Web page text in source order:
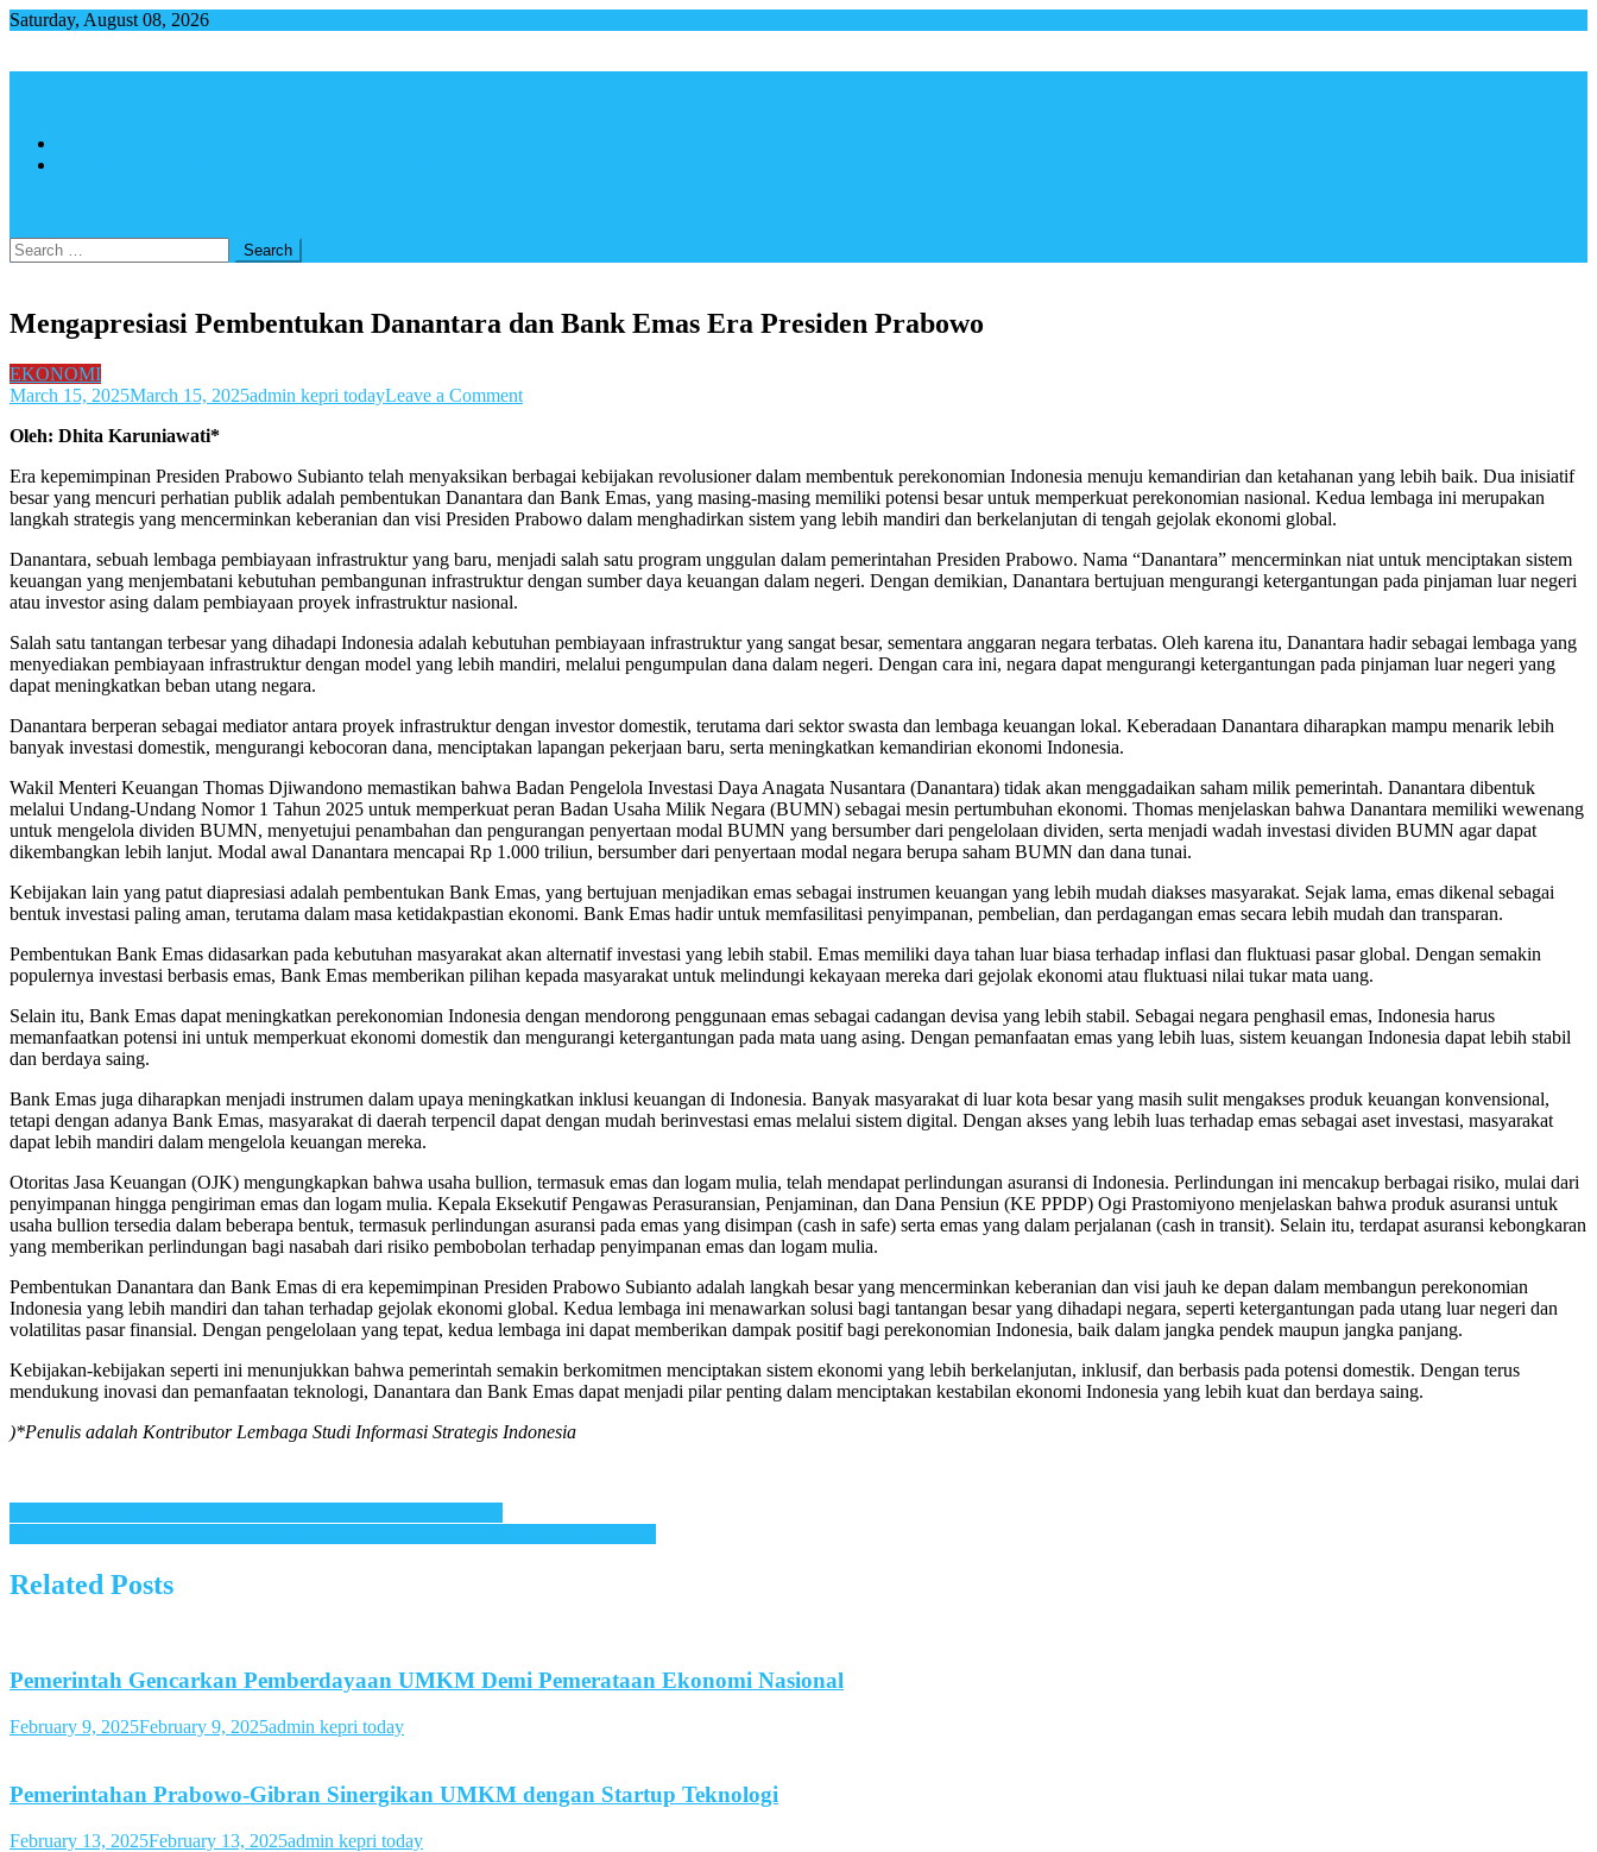
Skip
Saturday, August 08, 2026
Search
for:
Mengapresiasi Pembentukan Danantara dan Bank Emas Era Presiden Prabowo
EKONOMI
March 15, 2025March 15, 2025admin kepri todayLeave a Commenton
dan
Bank
Emas
Presiden
Prabowo
Oleh: Dhita Karuniawati*
Era kepemimpinan Presiden Prabowo Subianto telah menyaksikan berbagai kebijakan revolusioner dalam membentuk perekonomian Indonesia menuju kemandirian dan ketahanan yang lebih baik. Dua inisiatif
besar yang mencuri perhatian publik adalah pembentukan Danantara dan Bank Emas, yang masing-masing memiliki potensi besar untuk memperkuat perekonomian nasional. Kedua lembaga ini merupakan
langkah strategis yang mencerminkan keberanian dan visi Presiden Prabowo dalam menghadirkan sistem yang lebih mandiri dan berkelanjutan di tengah gejolak ekonomi global.
Danantara, sebuah lembaga pembiayaan infrastruktur yang baru, menjadi salah satu program unggulan dalam pemerintahan Presiden Prabowo. Nama “Danantara” mencerminkan niat untuk menciptakan sistem
keuangan yang menjembatani kebutuhan pembangunan infrastruktur dengan sumber daya keuangan dalam negeri. Dengan demikian, Danantara bertujuan mengurangi ketergantungan pada pinjaman luar negeri
atau investor asing dalam pembiayaan proyek infrastruktur nasional.
Salah satu tantangan terbesar yang dihadapi Indonesia adalah kebutuhan pembiayaan infrastruktur yang sangat besar, sementara anggaran negara terbatas. Oleh karena itu, Danantara hadir sebagai lembaga yang
menyediakan pembiayaan infrastruktur dengan model yang lebih mandiri, melalui pengumpulan dana dalam negeri. Dengan cara ini, negara dapat mengurangi ketergantungan pada pinjaman luar negeri yang
dapat meningkatkan beban utang negara.
Danantara berperan sebagai mediator antara proyek infrastruktur dengan investor domestik, terutama dari sektor swasta dan lembaga keuangan lokal. Keberadaan Danantara diharapkan mampu menarik lebih
banyak investasi domestik, mengurangi kebocoran dana, menciptakan lapangan pekerjaan baru, serta meningkatkan kemandirian ekonomi Indonesia.
Wakil Menteri Keuangan Thomas Djiwandono memastikan bahwa Badan Pengelola Investasi Daya Anagata Nusantara (Danantara) tidak akan menggadaikan saham milik pemerintah. Danantara dibentuk
melalui Undang-Undang Nomor 1 Tahun 2025 untuk memperkuat peran Badan Usaha Milik Negara (BUMN) sebagai mesin pertumbuhan ekonomi. Thomas menjelaskan bahwa Danantara memiliki wewenang
untuk mengelola dividen BUMN, menyetujui penambahan dan pengurangan penyertaan modal BUMN yang bersumber dari pengelolaan dividen, serta menjadi wadah investasi dividen BUMN agar dapat
dikembangkan lebih lanjut. Modal awal Danantara mencapai Rp 1.000 triliun, bersumber dari penyertaan modal negara berupa saham BUMN dan dana tunai.
Kebijakan lain yang patut diapresiasi adalah pembentukan Bank Emas, yang bertujuan menjadikan emas sebagai instrumen keuangan yang lebih mudah diakses masyarakat. Sejak lama, emas dikenal sebagai
bentuk investasi paling aman, terutama dalam masa ketidakpastian ekonomi. Bank Emas hadir untuk memfasilitasi penyimpanan, pembelian, dan perdagangan emas secara lebih mudah dan transparan.
Pembentukan Bank Emas didasarkan pada kebutuhan masyarakat akan alternatif investasi yang lebih stabil. Emas memiliki daya tahan luar biasa terhadap inflasi dan fluktuasi pasar global. Dengan semakin
populernya investasi berbasis emas, Bank Emas memberikan pilihan kepada masyarakat untuk melindungi kekayaan mereka dari gejolak ekonomi atau fluktuasi nilai tukar mata uang.
Selain itu, Bank Emas dapat meningkatkan perekonomian Indonesia dengan mendorong penggunaan emas sebagai cadangan devisa yang lebih stabil. Sebagai negara penghasil emas, Indonesia harus
memanfaatkan potensi ini untuk memperkuat ekonomi domestik dan mengurangi ketergantungan pada mata uang asing. Dengan pemanfaatan emas yang lebih luas, sistem keuangan Indonesia dapat lebih stabil
dan berdaya saing.
Bank Emas juga diharapkan menjadi instrumen dalam upaya meningkatkan inklusi keuangan di Indonesia. Banyak masyarakat di luar kota besar yang masih sulit mengakses produk keuangan konvensional,
tetapi dengan adanya Bank Emas, masyarakat di daerah terpencil dapat dengan mudah berinvestasi emas melalui sistem digital. Dengan akses yang lebih luas terhadap emas sebagai aset investasi, masyarakat
dapat lebih mandiri dalam mengelola keuangan mereka.
Otoritas Jasa Keuangan (OJK) mengungkapkan bahwa usaha bullion, termasuk emas dan logam mulia, telah mendapat perlindungan asuransi di Indonesia. Perlindungan ini mencakup berbagai risiko, mulai dari
penyimpanan hingga pengiriman emas dan logam mulia. Kepala Eksekutif Pengawas Perasuransian, Penjaminan, dan Dana Pensiun (KE PPDP) Ogi Prastomiyono menjelaskan bahwa produk asuransi untuk
usaha bullion tersedia dalam beberapa bentuk, termasuk perlindungan asuransi pada emas yang disimpan (cash in safe) serta emas yang dalam perjalanan (cash in transit). Selain itu, terdapat asuransi kebongkaran
yang memberikan perlindungan bagi nasabah dari risiko pembobolan terhadap penyimpanan emas dan logam mulia.
Pembentukan Danantara dan Bank Emas di era kepemimpinan Presiden Prabowo Subianto adalah langkah besar yang mencerminkan keberanian dan visi jauh ke depan dalam membangun perekonomian
Indonesia yang lebih mandiri dan tahan terhadap gejolak ekonomi global. Kedua lembaga ini menawarkan solusi bagi tantangan besar yang dihadapi negara, seperti ketergantungan pada utang luar negeri dan
volatilitas pasar finansial. Dengan pengelolaan yang tepat, kedua lembaga ini dapat memberikan dampak positif bagi perekonomian Indonesia, baik dalam jangka pendek maupun jangka panjang.
Kebijakan-kebijakan seperti ini menunjukkan bahwa pemerintah semakin berkomitmen menciptakan sistem ekonomi yang lebih berkelanjutan, inklusif, dan berbasis pada potensi domestik. Dengan terus
mendukung inovasi dan pemanfaatan teknologi, Danantara dan Bank Emas dapat menjadi pilar penting dalam menciptakan kestabilan ekonomi Indonesia yang lebih kuat dan berdaya saing.
)*Penulis adalah Kontributor Lembaga Studi Informasi Strategis Indonesia
Post
navigation
Related Posts
Pemerintah Gencarkan Pemberdayaan UMKM Demi Pemerataan Ekonomi Nasional
February 9, 2025February 9, 2025admin kepri today
Pemerintahan Prabowo-Gibran Sinergikan UMKM dengan Startup Teknologi
February 13, 2025February 13, 2025admin kepri today